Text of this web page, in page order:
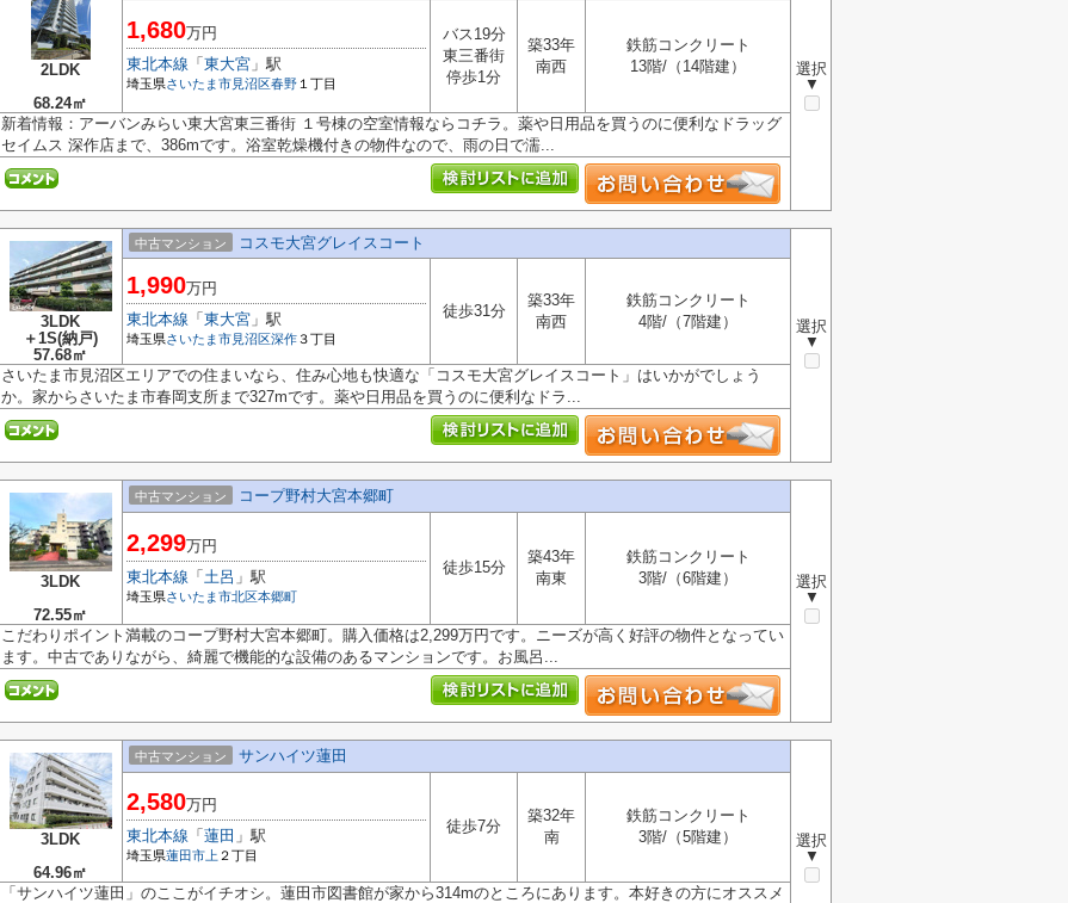
2LDK
68.24㎡
選択
▼
1,680万円
東北本線 「 東大宮 」駅
埼玉県さいたま市見沼区春野 １丁目
バス19分
東三番街
停歩1分
築33年
南西
鉄筋コンクリート
13階/（14階建）
新着情報：アーバンみらい東大宮東三番街 １号棟の空室情報ならコチラ。薬や日用品を買うのに便利なドラッグ
セイムス 深作店まで、386mです。浴室乾燥機付きの物件なので、雨の日で濡...
3LDK
＋1S(納戸)
57.68㎡
中古マンション コスモ大宮グレイスコート
選択
▼
1,990万円
東北本線 「 東大宮 」駅
埼玉県さいたま市見沼区深作３丁目
徒歩31分
築33年
南西
鉄筋コンクリート
4階/（7階建）
さいたま市見沼区エリアでの住まいなら、住み心地も快適な「コスモ大宮グレイスコート」はいかがでしょう
か。家からさいたま市春岡支所まで327mです。薬や日用品を買うのに便利なドラ...
3LDK
72.55㎡
中古マンション コープ野村大宮本郷町
選択
▼
2,299万円
東北本線 「 土呂 」駅
埼玉県さいたま市北区本郷町
徒歩15分
築43年
南東
鉄筋コンクリート
3階/（6階建）
こだわりポイント満載のコープ野村大宮本郷町。購入価格は2,299万円です。ニーズが高く好評の物件となってい
ます。中古でありながら、綺麗で機能的な設備のあるマンションです。お風呂...
3LDK
64.96㎡
中古マンション サンハイツ蓮田
選択
▼
2,580万円
東北本線 「 蓮田 」駅
埼玉県蓮田市 上 ２丁目
徒歩7分
築32年
南
鉄筋コンクリート
3階/（5階建）
「サンハイツ蓮田」のここがイチオシ。蓮田市図書館が家から314mのところにあります。本好きの方にオススメ